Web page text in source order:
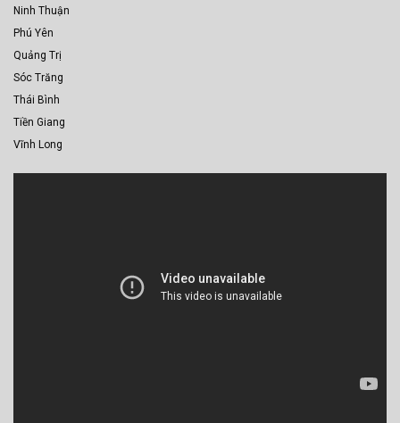
Ninh Thuận
Phú Yên
Quảng Trị
Sóc Trăng
Thái Bình
Tiền Giang
Vĩnh Long